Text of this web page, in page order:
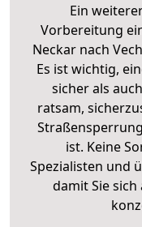
Ein
Vorbereitung
Neckar nach
Es ist wichtig,
sicher als auch
ratsam,
ist. Keine
Spezialisten und
damit Sie